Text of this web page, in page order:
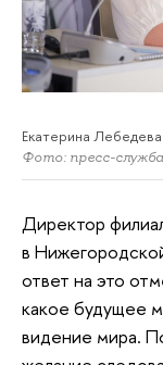
Екатерина Лебедева
Фото: пресс-
Директор
в
ответ на это
какое будущее
видение мира.